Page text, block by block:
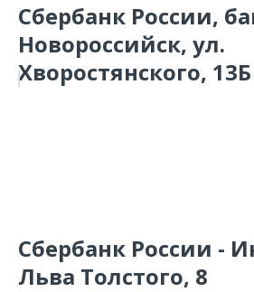
Сбербанк России,
Новороссийск, ул.
Хворостянского, 13Б
Сбербанк России -
Льва Толстого, 8